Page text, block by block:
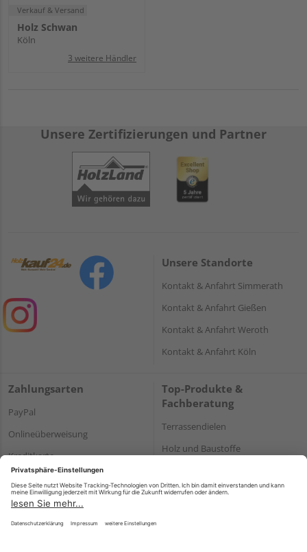
Verkauf & Versand
Holz Schwan
Köln
3 weitere Händler
Unsere Zertifizierungen und Partner
Unsere Standorte
Kontakt & Anfahrt Simmerath
Kontakt & Anfahrt Gießen
Kontakt & Anfahrt Weroth
Kontakt & Anfahrt Köln
Zahlungsarten
PayPal
Onlineüberweisung
Kreditkarte
*Bonität vorausgesetzt
Top-Produkte &
Fachberatung
Terrassendielen
Holz und Baustoffe